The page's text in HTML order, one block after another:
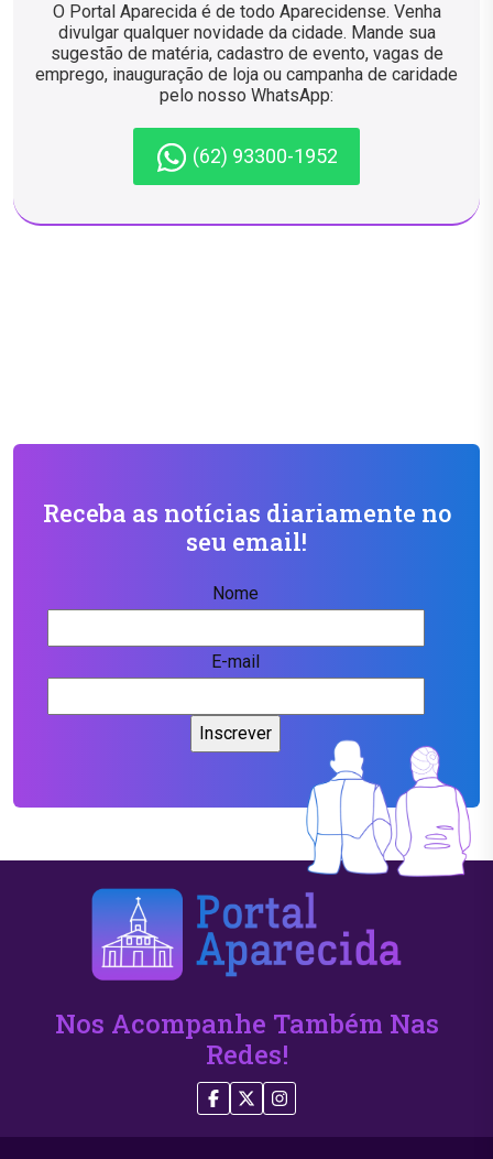
O Portal Aparecida é de todo Aparecidense. Venha
divulgar qualquer novidade da cidade. Mande sua
sugestão de matéria, cadastro de evento, vagas de
emprego, inauguração de loja ou campanha de caridade
pelo nosso WhatsApp:
(62) 93300-1952
Receba as notícias diariamente no
seu email!
Nome
E-mail
Nos Acompanhe Também Nas
Redes!